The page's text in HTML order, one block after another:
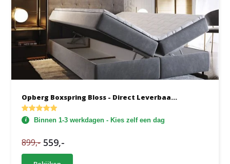
Opberg Boxspring Bloss - Direct Leverbaa...
Binnen 1-3 werkdagen - Kies zelf een dag
899,- 559,-